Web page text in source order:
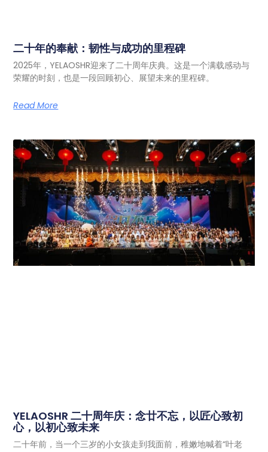
二十年的奉献：韧性与成功的里程碑
2025年，YELAOSHR迎来了二十周年庆典。这是一个满载感动与
荣耀的时刻，也是一段回顾初心、展望未来的里程碑。
Read More
YELAOSHR 二十周年庆：念廿不忘，以匠心致初
心，以初心致未来
二十年前，当一个三岁的小女孩走到我面前，稚嫩地喊着“叶老